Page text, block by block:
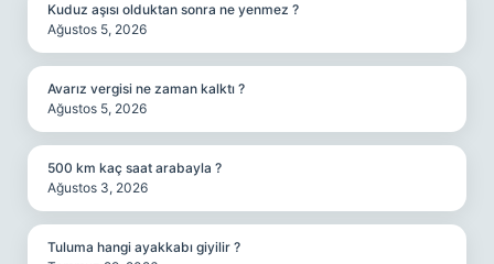
Kuduz aşısı olduktan sonra ne yenmez ?
Ağustos 5, 2026
Avarız vergisi ne zaman kalktı ?
Ağustos 5, 2026
500 km kaç saat arabayla ?
Ağustos 3, 2026
Tuluma hangi ayakkabı giyilir ?